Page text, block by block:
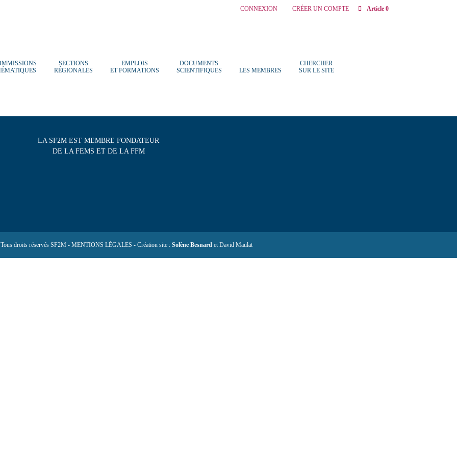
CONNEXION CRÉER UN COMPTE Article 0
SECTIONS
RÉGIONALES
EMPLOIS
ET FORMATIONS
DOCUMENTS
SCIENTIFIQUES
LES MEMBRES
CHERCHER
SUR LE SITE
LA SF2M EST MEMBRE FONDATEUR
DE LA FEMS ET DE LA FFM
droits réservés SF2M - MENTIONS LÉGALES - Création site : Solène Besnard et David Maulat